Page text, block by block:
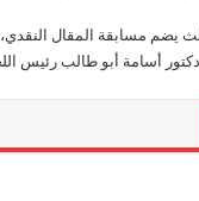
يضم مسابقة المقال
أسامة أبو طالب رئيس